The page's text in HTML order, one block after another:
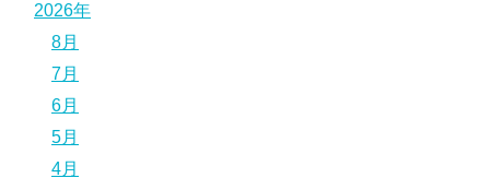
2026年
8月
7月
6月
5月
4月